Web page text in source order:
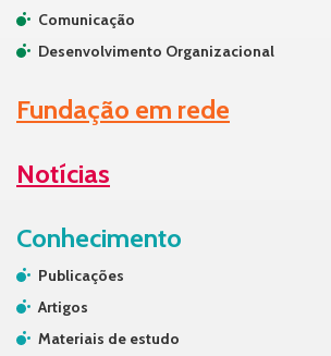
Comunicação
Desenvolvimento Organizacional
Fundação em rede
Notícias
Conhecimento
Publicações
Artigos
Materiais de estudo